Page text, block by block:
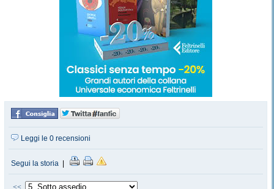
Leggi le 0 recensioni
Segui la storia
<<